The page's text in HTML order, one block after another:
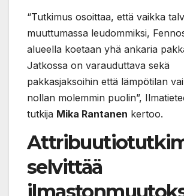
“Tutkimus osoittaa, että vaikka
muuttumassa leudommiksi,
alueella koetaan yhä ankaria
Jatkossa on varauduttava sekä
pakkasjaksoihin että lämpötilan
nollan molemmin puolin”,
tutkija Mika Rantanen kertoo.
selvittää